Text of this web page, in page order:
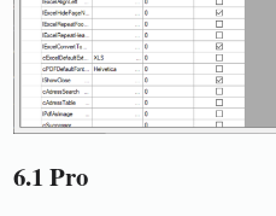
6.1 Pro